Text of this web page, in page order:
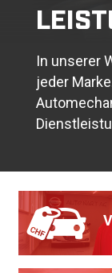
In unserer
jeder